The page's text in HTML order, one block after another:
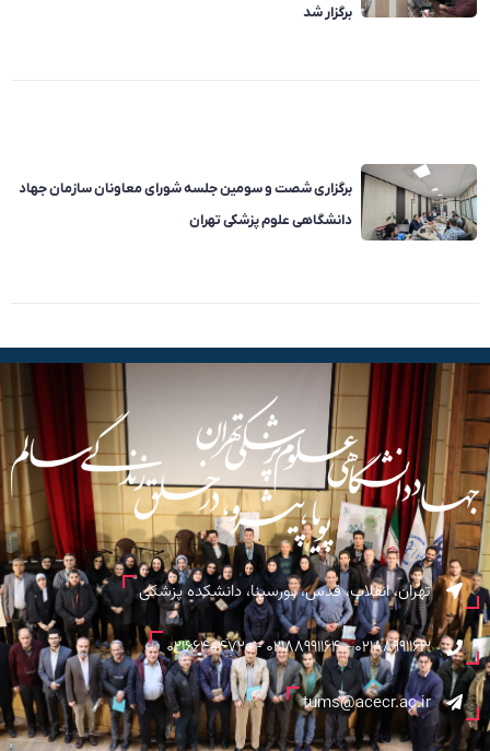
برگزار شد
برگزاری شصت و سومین جلسه شورای معاونان سازمان جهاد
دانشگاهی علوم پزشکی تهران
تهران، انقلاب، قدس، پورسینا، دانشکده پزشکی
02188991163 - 02188991164 - 02166404720
tums@acecr.ac.ir